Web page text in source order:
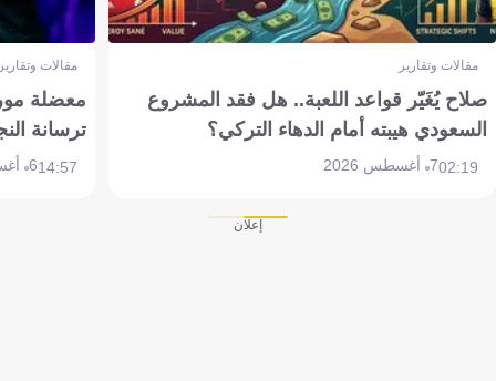
مقالات وتقارير
صلاح يُغَيّر قواعد اللعبة.. هل فقد المشروع
السعودي هيبته أمام الدهاء التركي؟
02:197 أغسطس 2026
مقالات
معضلة
ترسانة
14:576 أغسطس 2026
إعلان